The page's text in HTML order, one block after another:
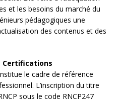
et les besoins du marché du
pédagogiques une
des contenus et des
Certifications
le cadre de référence
L’inscription du titre
sous le code RNCP247